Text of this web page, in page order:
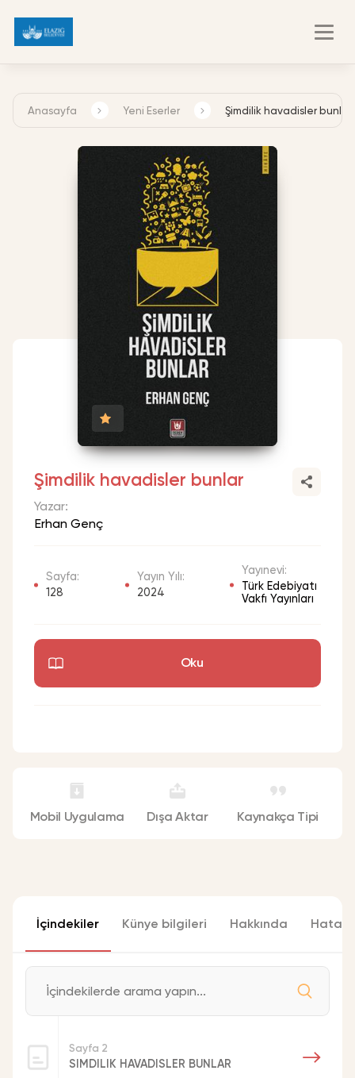
Kayıt Ol Giriş Yap
Çözümler
S.S.S
Paket Satın Al İletişim
Kullanıcı Sözleşmesi
İptal ve İade Koşulları
Anasayfa Yeni Eserler Şimdilik havadisler bunlar
Şimdilik havadisler bunlar
Yazar:
Erhan Genç
Sayfa:
128
Yayın Yılı:
2024
Yayınevi:
Türk Edebiyatı
Vakfı Yayınları
Oku
Mobil Uygulama Dışa Aktar Kaynakça Tipi
İçindekiler Künye bilgileri Hakkında Hata
Sayfa 2
SIMDILIK HAVADISLER BUNLAR